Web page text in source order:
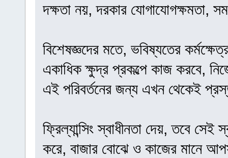
দক্ষতা নয়, দরকার যোগাযোগক্ষমতা,
বিশেষজ্ঞদের মতে, ভবিষ্যতের
একাধিক ক্ষুদ্র প্রকল্পে কাজ করবে,
এই পরিবর্তনের জন্য এখন থেকেই
ফ্রিল্যান্সিং স্বাধীনতা দেয়, তবে সেই
করে, বাজার বোঝে ও কাজের মানে